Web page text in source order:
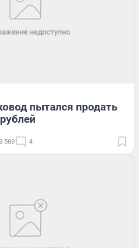
пытался продать
569 4